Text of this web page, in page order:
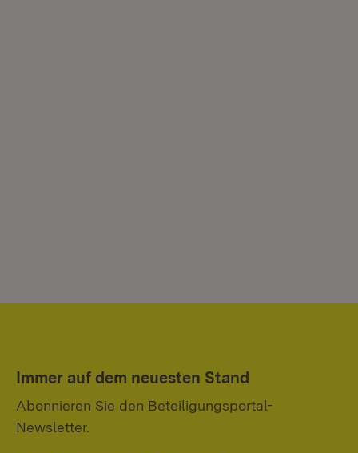
Immer auf dem neuesten Stand
Abonnieren Sie den Beteiligungsportal-
Newsletter.